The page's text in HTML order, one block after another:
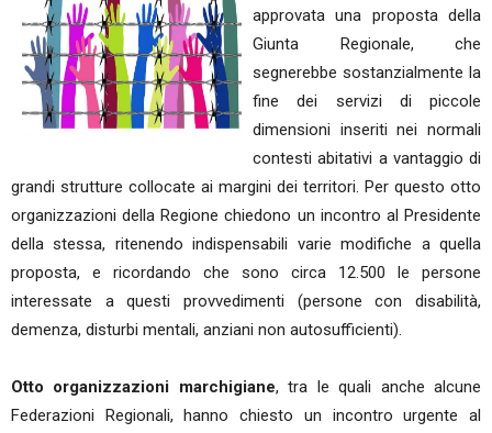
approvata una proposta della
Giunta Regionale, che
segnerebbe sostanzialmente la
fine dei servizi di piccole
dimensioni inseriti nei normali
contesti abitativi a vantaggio di
grandi strutture collocate ai margini dei territori. Per questo otto
organizzazioni della Regione chiedono un incontro al Presidente
della stessa, ritenendo indispensabili varie modifiche a quella
proposta, e ricordando che sono circa 12.500 le persone
interessate a questi provvedimenti (persone con disabilità,
demenza, disturbi mentali, anziani non autosufficienti).
Otto organizzazioni marchigiane, tra le quali anche alcune
Federazioni Regionali, hanno chiesto un incontro urgente al